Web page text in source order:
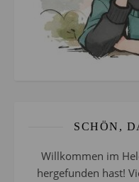
SCHÖN,
Willkommen im
hergefunden hast!